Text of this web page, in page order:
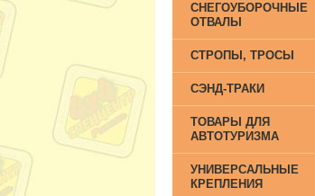
СНЕГОУБОРОЧНЫЕ
ОТВАЛЫ
СТРОПЫ, ТРОСЫ
СЭНД-ТРАКИ
ТОВАРЫ ДЛЯ
АВТОТУРИЗМА
УНИВЕРСАЛЬНЫЕ
КРЕПЛЕНИЯ